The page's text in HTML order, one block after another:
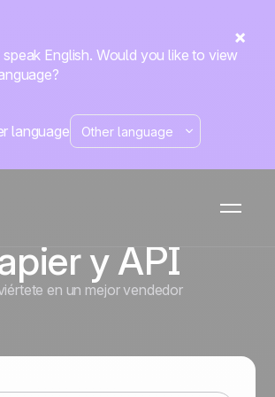
English. Would you like to view
language
a otras
Integración
con
y API
en un mejor vendedor